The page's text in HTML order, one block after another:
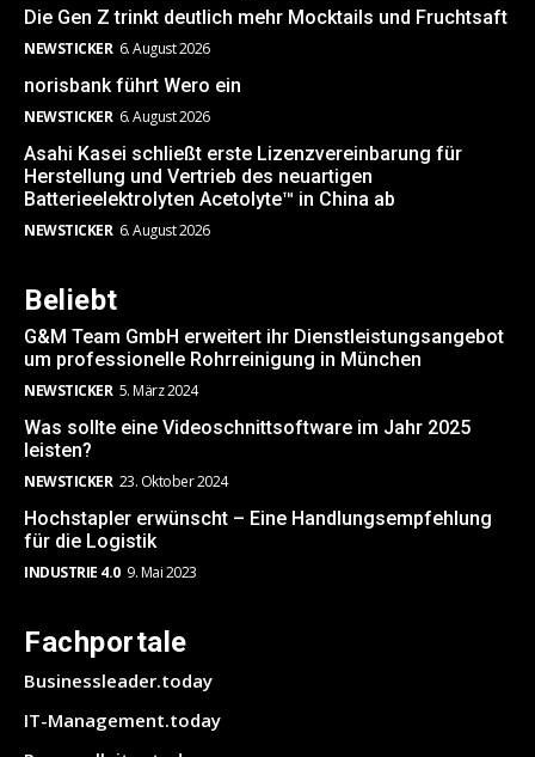
Die Gen Z trinkt deutlich mehr Mocktails und Fruchtsaft
NEWSTICKER 6. August 2026
norisbank führt Wero ein
NEWSTICKER 6. August 2026
Asahi Kasei schließt erste Lizenzvereinbarung für
Herstellung und Vertrieb des neuartigen
Batterieelektrolyten Acetolyte™ in China ab
NEWSTICKER 6. August 2026
Beliebt
G&M Team GmbH erweitert ihr Dienstleistungsangebot
um professionelle Rohrreinigung in München
NEWSTICKER 5. März 2024
Was sollte eine Videoschnittsoftware im Jahr 2025
leisten?
NEWSTICKER 23. Oktober 2024
Hochstapler erwünscht – Eine Handlungsempfehlung
für die Logistik
INDUSTRIE 4.0 9. Mai 2023
Fachportale
Businessleader.today
IT-Management.today